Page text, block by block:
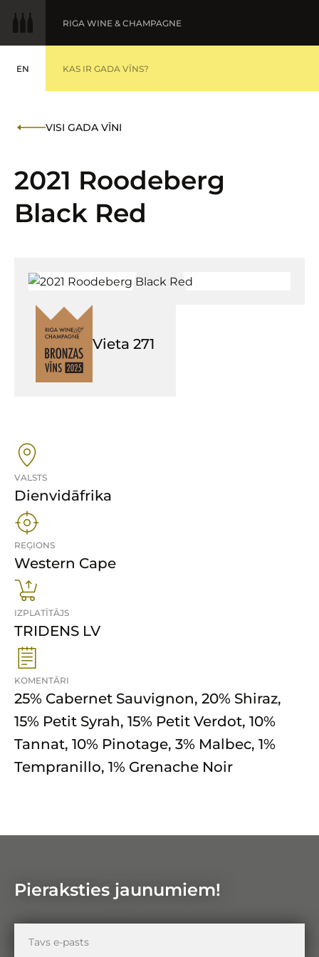
EN
ENGLISH
RIGA WINE & CHAMPAGNE
GADA VĪNS
KAS IR GADA VĪNS?
IESNIEGT VĪNUS
VISI GADA VĪNI
2021 Roodeberg
Black Red
VALSTS
Dienvidāfrika
REĢIONS
Western Cape
IZPLATĪTĀJS
TRIDENS LV
KOMENTĀRI
25% Cabernet Sauvignon, 20% Shiraz,
15% Petit Syrah, 15% Petit Verdot, 10%
Tannat, 10% Pinotage, 3% Malbec, 1%
Tempranillo, 1% Grenache Noir
Vieta 271
Pieraksties jaunumiem!